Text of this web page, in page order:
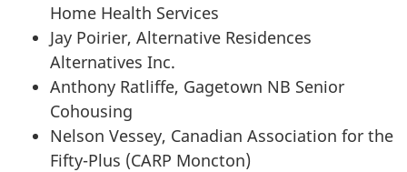
Home Health Services
Jay Poirier, Alternative Residences
Alternatives Inc.
Anthony Ratliffe, Gagetown NB Senior
Cohousing
Nelson Vessey, Canadian Association for the
Fifty-Plus (CARP Moncton)